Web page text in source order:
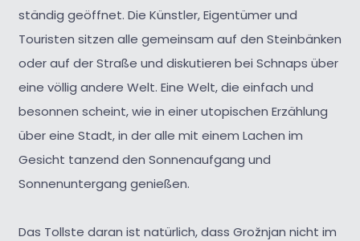
ständig geöffnet. Die Künstler, Eigentümer und
Touristen sitzen alle gemeinsam auf den Steinbänken
oder auf der Straße und diskutieren bei Schnaps über
eine völlig andere Welt. Eine Welt, die einfach und
besonnen scheint, wie in einer utopischen Erzählung
über eine Stadt, in der alle mit einem Lachen im
Gesicht tanzend den Sonnenaufgang und
Sonnenuntergang genießen.
Das Tollste daran ist natürlich, dass Grožnjan nicht im